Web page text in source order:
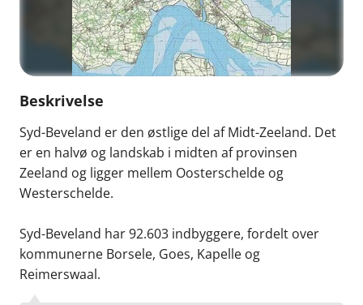
Beskrivelse
Syd-Beveland er den østlige del af Midt-Zeeland. Det
er en halvø og landskab i midten af provinsen
Zeeland og ligger mellem Oosterschelde og
Westerschelde.
Syd-Beveland har 92.603 indbyggere, fordelt over
kommunerne Borsele, Goes, Kapelle og
Reimerswaal.